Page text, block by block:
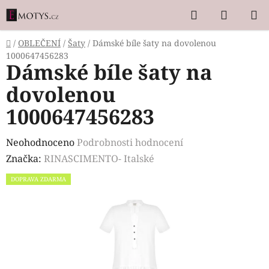
Přejít
na
obsah
Hledat
KOŠÍK
Domů
/ OBLEČENÍ / Šaty / Dámské bíle šaty na dovolenou
1000647456283
Dámské bíle šaty na
dovolenou
1000647456283
Průměrné
hodnocení
produktu
NeohodnocenoPodrobnosti hodnocení
Značka: RINASCIMENTO- Italské
DOPRAVA ZDARMA